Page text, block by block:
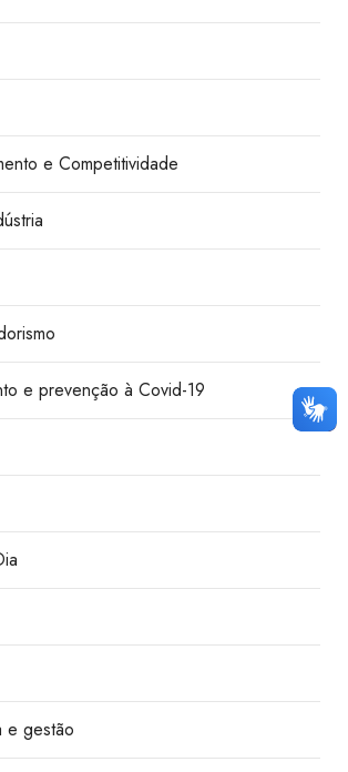
e Competitividade
e prevenção à Covid-19
e gestão